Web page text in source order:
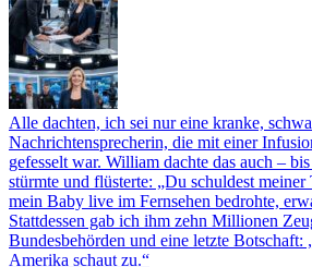
Alle dachten, ich sei nur eine kranke,
Nachrichtensprecherin, die mit einer
gefesselt war. William dachte das auch –
stürmte und flüsterte: „Du schuldest meiner
mein Baby live im Fernsehen bedrohte,
Stattdessen gab ich ihm zehn Millionen
Bundesbehörden und eine letzte Botschaft:
Amerika schaut zu.“